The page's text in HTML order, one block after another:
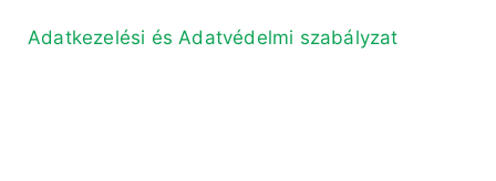
Adatkezelési és Adatvédelmi szabályzat